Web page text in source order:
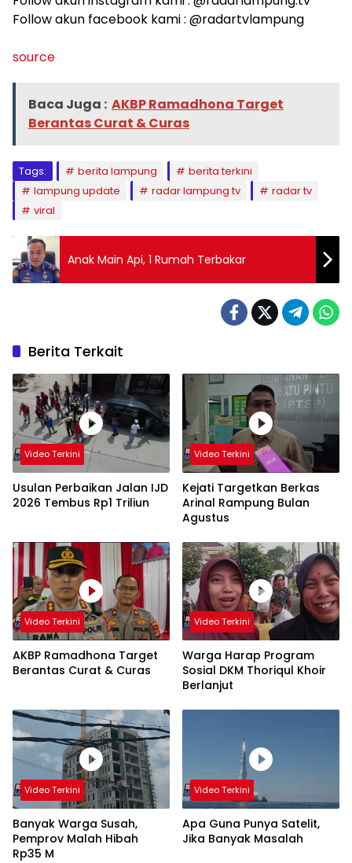
Follow akun facebook kami : @radartvlampung
source
Baca Juga : AKBP Ramadhona Target
Berantas Curat & Curas
Tags: berita lampung
berita terkini
lampung update
radar lampung tv
radar tv
viral
Anak Main Api, 1 Rumah Terbakar
Berita Terkait
Video Terkini
Usulan Perbaikan Jalan IJD
2026 Tembus Rp1 Triliun
Video Terkini
Kejati Targetkan Berkas
Arinal Rampung Bulan
Agustus
Video Terkini
AKBP Ramadhona Target
Berantas Curat & Curas
Video Terkini
Warga Harap Program
Sosial DKM Thoriqul Khoir
Berlanjut
Video Terkini
Banyak Warga Susah,
Pemprov Malah Hibah
Rp35 M
Video Terkini
Apa Guna Punya Satelit,
Jika Banyak Masalah